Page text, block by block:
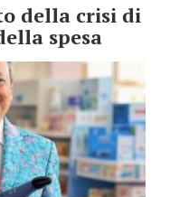
della crisi di
spesa